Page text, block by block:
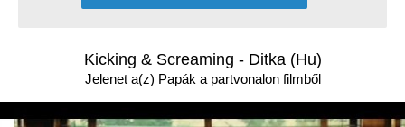
Kicking & Screaming - Ditka (Hu)
Jelenet a(z) Papák a partvonalon filmből